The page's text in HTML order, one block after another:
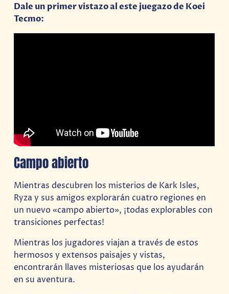
Dale un primer vistazo al este juegazo de Koei
Tecmo:
Campo abierto
Mientras descubren los misterios de Kark Isles,
Ryza y sus amigos explorarán cuatro regiones en
un nuevo «campo abierto», ¡todas explorables con
transiciones perfectas!
Mientras los jugadores viajan a través de estos
hermosos y extensos paisajes y vistas,
encontrarán llaves misteriosas que los ayudarán
en su aventura.